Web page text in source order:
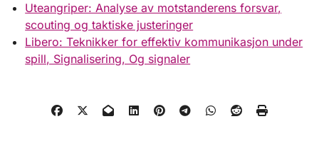
Uteangriper: Analyse av motstanderens forsvar,
scouting og taktiske justeringer
Libero: Teknikker for effektiv kommunikasjon under
spill, Signalisering, Og signaler